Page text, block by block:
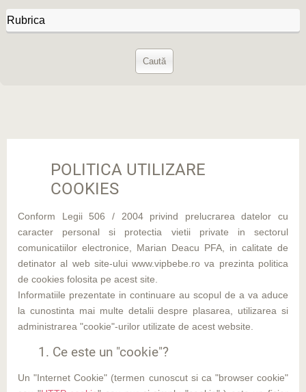
POLITICA UTILIZARE
COOKIES
Conform Legii 506 / 2004 privind prelucrarea datelor cu
caracter personal si protectia vietii private in sectorul
comunicatiilor electronice, Marian Deacu PFA, in calitate de
detinator al web site-ului www.vipbebe.ro va prezinta politica
de cookies folosita pe acest site.
Informatiile prezentate in continuare au scopul de a va aduce
la cunostinta mai multe detalii despre plasarea, utilizarea si
administrarea "cookie"-urilor utilizate de acest website.
1. Ce este un "cookie"?
Un "Internet Cookie" (termen cunoscut si ca "browser cookie"